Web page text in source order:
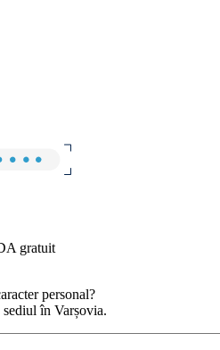
gratuit
personal?
în Varșovia.